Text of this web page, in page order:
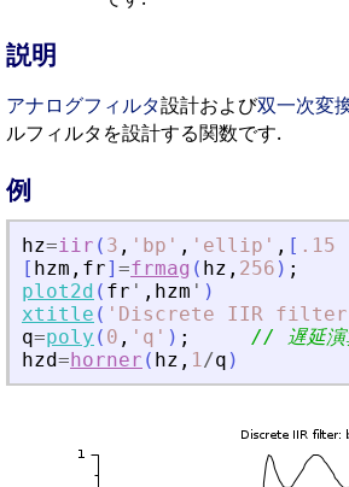
説明
アナログフィルタ設計および双一次変
ルフィルタを設計する関数です.
例
hz=iir ( 3 , ' bp ' , ' ellip ' , [ .15
[ hzm , fr] =frmag ( hz , 256 ) ;
plot2d ( fr ' , hzm ' )
xtitle ( ' Discrete IIR
q=poly ( 0 , ' q ' ) ;
// 遅延演
hzd=horner ( hz , 1/q )